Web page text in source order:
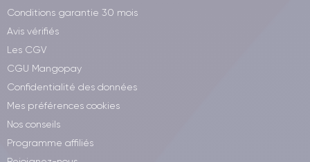
Conditions garantie 30 mois
Avis vérifiés
Les CGV
CGU Mangopay
Confidentialité des données
Mes préférences cookies
Nos conseils
Programme affiliés